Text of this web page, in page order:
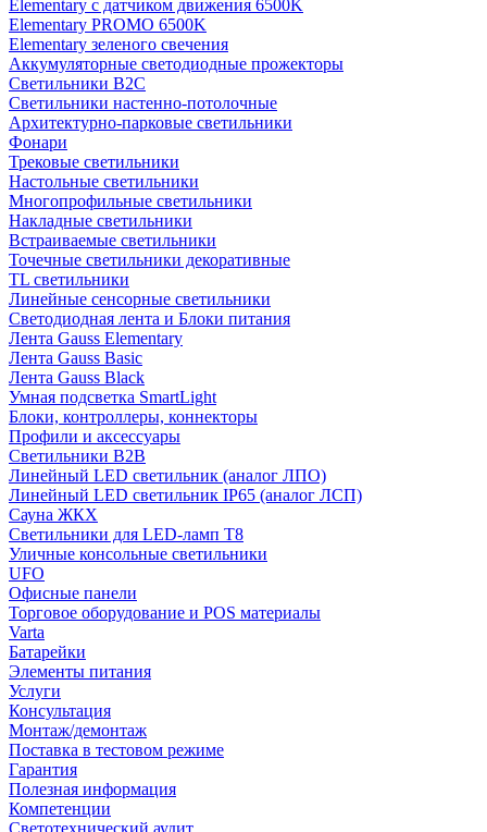
Elementary с датчиком движения 6500K
Elementary PROMO 6500K
Elementary зеленого свечения
Аккумуляторные светодиодные прожекторы
Светильники B2C
Светильники настенно-потолочные
Архитектурно-парковые светильники
Фонари
Трековые светильники
Настольные светильники
Многопрофильные светильники
Накладные светильники
Встраиваемые светильники
Точечные светильники декоративные
TL светильники
Линейные сенсорные светильники
Светодиодная лента и Блоки питания
Лента Gauss Elementary
Лента Gauss Basic
Лента Gauss Black
Умная подсветка SmartLight
Блоки, контроллеры, коннекторы
Профили и аксессуары
Светильники B2B
Линейный LED светильник (аналог ЛПО)
Линейный LED светильник IP65 (аналог ЛСП)
Сауна ЖКХ
Светильники для LED-ламп T8
Уличные консольные светильники
UFO
Офисные панели
Торговое оборудование и POS материалы
Varta
Батарейки
Элементы питания
Услуги
Консультация
Монтаж/демонтаж
Поставка в тестовом режиме
Гарантия
Полезная информация
Компетенции
Светотехнический аудит